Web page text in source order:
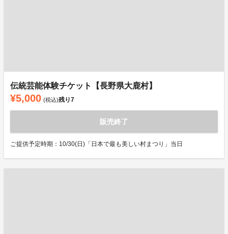
伝統芸能体験チケット【長野県大鹿村】
¥5,000 (税込)残り7
販売終了
ご提供予定時期：10/30(日)「日本で最も美しい村まつり」当日